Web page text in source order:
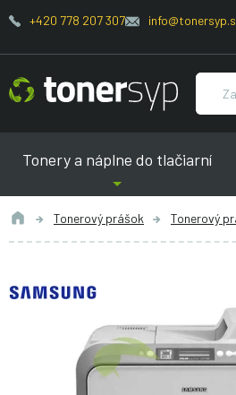
+420 778 207 307
Tonery a náplne do tlačiarní
Tonerový prášok Tonerový